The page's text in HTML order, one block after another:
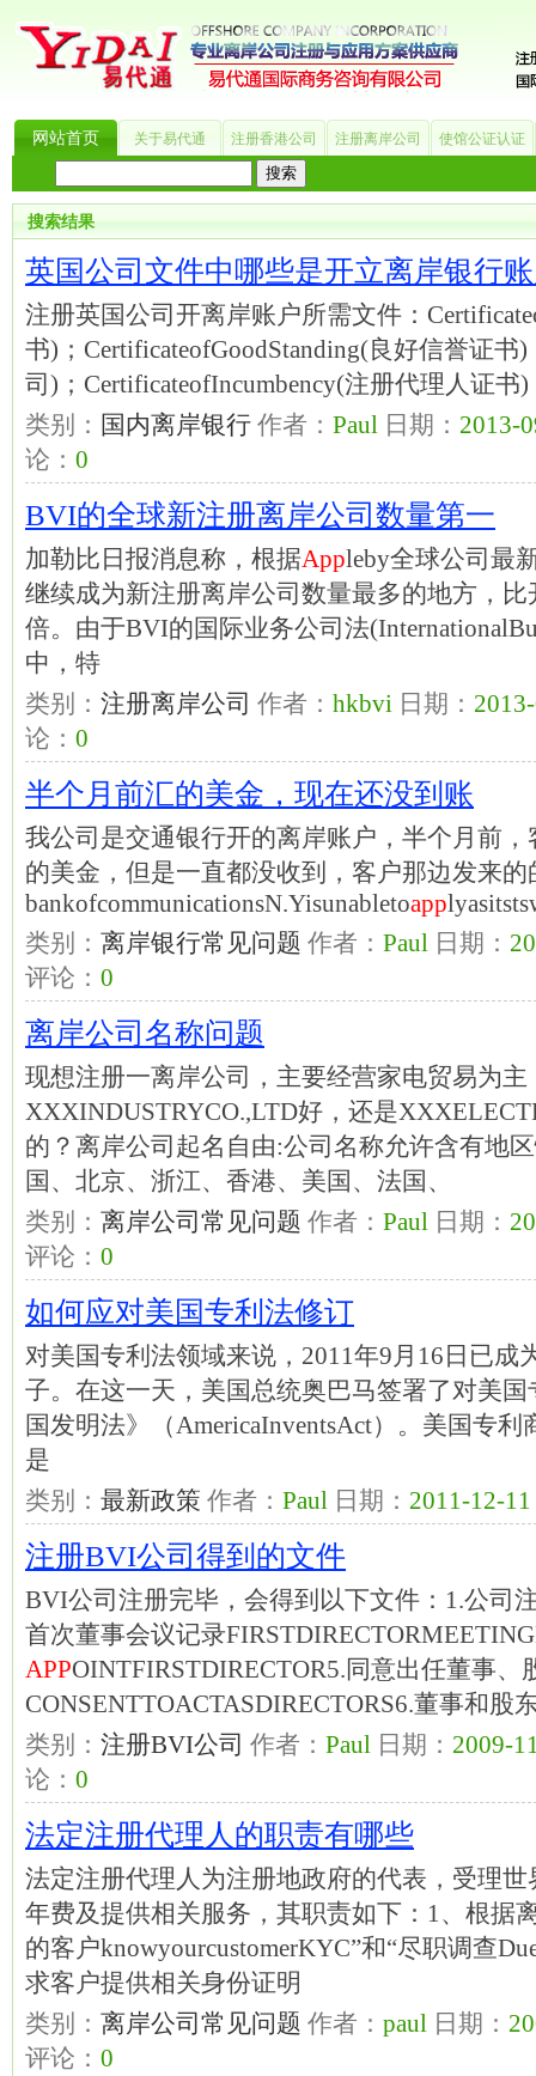
网站首页 关于易代通 注册香港公司 注册离岸公司 使馆公证认证
热门搜索：_? 美国公司 BVI公司 英国公司 银行开户 香港公司 商标注册
搜索结果
英国公司文件中哪些是开立离岸银行
注册英国公司开离岸账户所需文件：
书)；CertificateofGoodStanding(良好信誉证
司)；CertificateofIncumbency(注册代理人证书)
类别： 国内离岸银行 作者： Paul 日期： 2013-
论： 0
BVI的全球新注册离岸公司数量第一
加勒比日报消息称，根据Appleby全球公司最
继续成为新注册离岸公司数量最多的地方，
倍。由于BVI的国际业务公司法
中，特
类别： 注册离岸公司 作者： hkbvi 日期：
论： 0
半个月前汇的美金，现在还没到账
我公司是交通银行开的离岸账户，半个月前
的美金，但是一直都没收到，客户那边发来的
bankofcommunicationsN.Yisunabletoapp
类别： 离岸银行常见问题 作者： Paul 日期：
评论： 0
离岸公司名称问题
现想注册一离岸公司，主要经营家电贸易为主
XXXINDUSTRYCO.,LTD好，还是
的？离岸公司起名自由:公司名称允许含有地
国、北京、浙江、香港、美国、法国、
类别： 离岸公司常见问题 作者： Paul 日期：
评论： 0
如何应对美国专利法修订
对美国专利法领域来说，2011年9月16日已成
子。在这一天，美国总统奥巴马签署了对美
国发明法》（AmericaInventsAct）。美国专
是
类别： 最新政策 作者： Paul 日期： 2011-12-
注册BVI公司得到的文件
BVI公司注册完毕，会得到以下文件：1.公司
首次董事会议记录
APPOINTFIRSTDIRECTOR5.同意出任董事、
CONSENTTOACTASDIRECTORS6.董事和股
类别： 注册BVI公司 作者： Paul 日期： 2009-
论： 0
法定注册代理人的职责有哪些
法定注册代理人为注册地政府的代表，受理
年费及提供相关服务，其职责如下：1、根据
的客户knowyourcustomerKYC”和“尽职调查
求客户提供相关身份证明
类别： 离岸公司常见问题 作者： paul 日期：
评论： 0